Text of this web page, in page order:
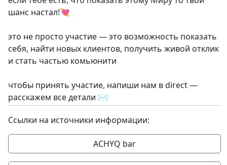
шанс настал!💘
это не просто участие — это возможность показать
себя, найти новых клиентов, получить живой отклик
и стать частью комьюнити
чтобы принять участие, напиши нам в direct —
расскажем все детали ✉️
Ссылки на источники информации:
ACHYQ bar